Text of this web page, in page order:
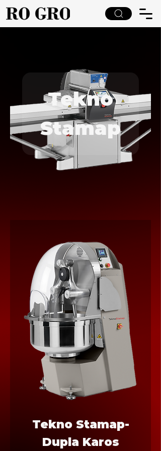
Tekno
Stamap
Tekno Stamap-
Dupla Karos